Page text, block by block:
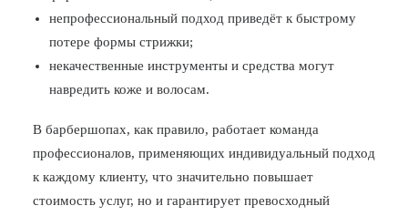
непрофессиональный подход приведёт к быстрому
потере формы стрижки;
некачественные инструменты и средства могут
навредить коже и волосам.
В барбершопах, как правило, работает команда
профессионалов, применяющих индивидуальный подход
к каждому клиенту, что значительно повышает
стоимость услуг, но и гарантирует превосходный